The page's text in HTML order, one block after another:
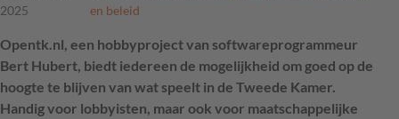
2025
en beleid
Opentk.nl, een hobbyproject van softwareprogrammeur
Bert Hubert, biedt iedereen de mogelijkheid om goed op de
hoogte te blijven van wat speelt in de Tweede Kamer.
Handig voor lobbyisten, maar ook voor maatschappelijke